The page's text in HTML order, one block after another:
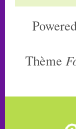
Thème